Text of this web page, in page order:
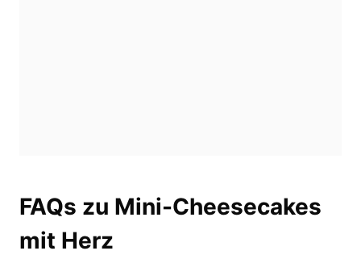
FAQs zu Mini-Cheesecakes
mit Herz